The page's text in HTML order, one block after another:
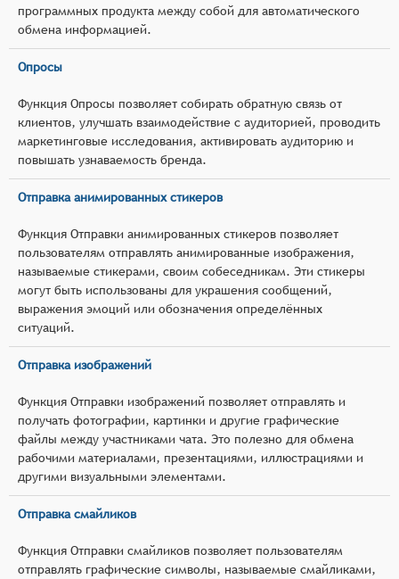
программных продукта между собой для автоматического
обмена информацией.
Опросы
Функция Опросы позволяет собирать обратную связь от
клиентов, улучшать взаимодействие с аудиторией, проводить
маркетинговые исследования, активировать аудиторию и
повышать узнаваемость бренда.
Отправка анимированных стикеров
Функция Отправки анимированных стикеров позволяет
пользователям отправлять анимированные изображения,
называемые стикерами, своим собеседникам. Эти стикеры
могут быть использованы для украшения сообщений,
выражения эмоций или обозначения определённых
ситуаций.
Отправка изображений
Функция Отправки изображений позволяет отправлять и
получать фотографии, картинки и другие графические
файлы между участниками чата. Это полезно для обмена
рабочими материалами, презентациями, иллюстрациями и
другими визуальными элементами.
Отправка смайликов
Функция Отправки смайликов позволяет пользователям
отправлять графические символы, называемые смайликами,